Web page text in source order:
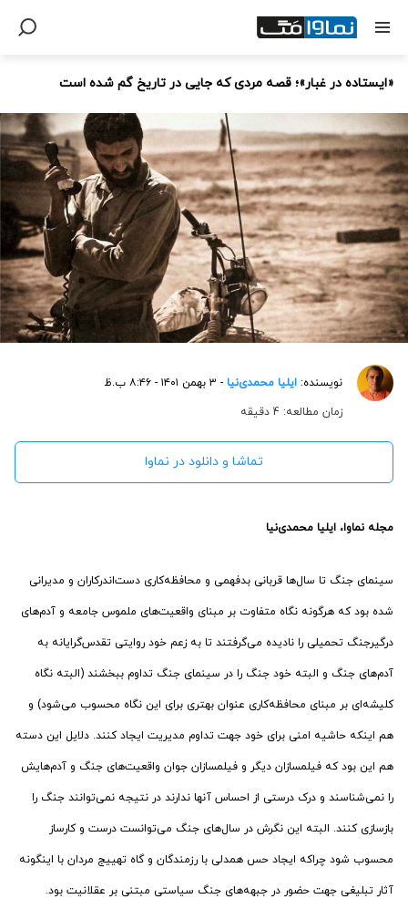
«ایستاده در غبار»؛ قصه مردی که جایی در تاریخ گم شده است
نویسنده: ایلیا محمدی‌نیا - ۳ بهمن ۱۴۰۱ - ۸:۴۶ ب.ظ
زمان مطالعه: 4 دقیقه
تماشا و دانلود در نماوا
مجله نماوا، ایلیا محمدی‌نیا
سینمای جنگ تا سال‌ها قربانی بدفهمی و محافظه‌کاری دست‌اندرکاران و مدیرانی
شده بود که هرگونه نگاه متفاوت بر مبنای واقعیت‌های ملموس جامعه و آدم‌های
درگیرجنگ تحمیلی را نادیده می‌گرفتند تا به زعم خود روایتی تقدس‌گرایانه به
آدم‌های جنگ و البته خود جنگ را در سینمای جنگ تداوم ببخشند (البته نگاه
کلیشه‌ای بر مبنای محافظه‌کاری عنوان بهتری برای این نگاه محسوب می‌شود) و
هم اینکه حاشیه امنی برای خود جهت تداوم مدیریت ایجاد کنند. دلایل این دسته
هم این بود که فیلمسازان دیگر و فیلمسازان جوان واقعیت‌های جنگ و آدم‌هایش
را نمی‌شناسند و درک درستی از احساس آنها ندارند در نتیجه نمی‌توانند جنگ را
بازسازی کنند. البته این نگرش در سال‌های جنگ می‌توانست درست و کارساز
محسوب شود چراکه ایجاد حس همدلی با رزمندگان و گاه تهییج مردان با اینگونه
آثار تبلیغی جهت حضور در جبهه‌های جنگ سیاستی مبتنی بر عقلانیت بود.